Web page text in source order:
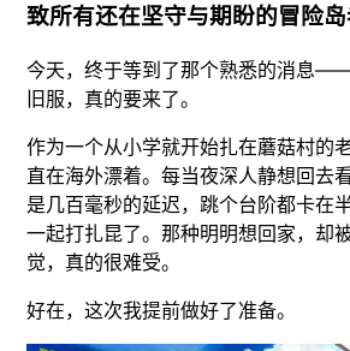
致所有还在坚守与期盼的冒险岛
今天，终于等到了那个熟悉的消息
旧服，真的要来了。
作为一个从小学就开始扎在蘑菇村的
直在海外漂着。每当夜深人静想回去
是几百毫秒的延迟，跳个台阶都卡在
一起打扎昆了。那种明明想回家，却
觉，真的很难受。
好在，这次我提前做好了准备。